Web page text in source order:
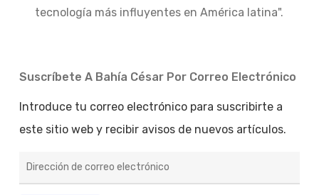
tecnología más influyentes en América latina".
Suscríbete A Bahía César Por Correo Electrónico
Introduce tu correo electrónico para suscribirte a
este sitio web y recibir avisos de nuevos artículos.
de